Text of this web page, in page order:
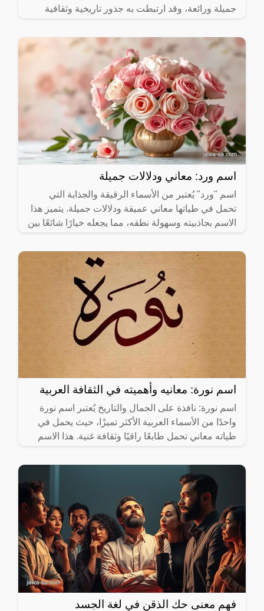
جميلة ورائعة، وقد ارتبطت به جذور تاريخية وثقافية
اسم ورد: معاني ودلالات جميلة
اسم "ورد" يُعتبر من الأسماء الرقيقة والجذابة التي
تحمل في طياتها معاني عميقة ودلالات جميلة. يتميز هذا
الاسم بجاذبيته وسهولة نطقه، مما يجعله خيارًا شائعًا بين
اسم نورة: معانيه وأهميته في الثقافة العربية
اسم نورة: نافذة على الجمال والتاريخ يُعتبر اسم نورة
واحدًا من الأسماء العربية الأكثر تميزًا، حيث يحمل في
طياته معاني تحمل طابعًا راقيًا وثقافة غنية. هذا الاسم
فهم معنى حك الذقن في لغة الجسد